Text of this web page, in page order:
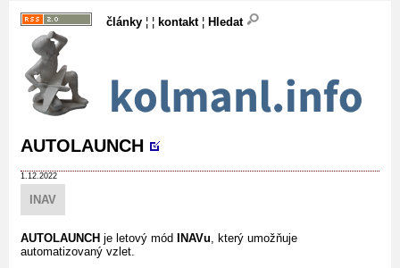
články ¦ ¦ kontakt¦ Hledat
AUTOLAUNCH
1.12.2022
INAV
AUTOLAUNCH je letový mód INAVu , který umožňuje
automatizovaný vzlet.